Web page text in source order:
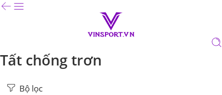
Tất chống trơn
Bộ lọc